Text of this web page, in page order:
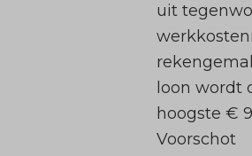
uit
loon wordt
hoogste €
Voorschot